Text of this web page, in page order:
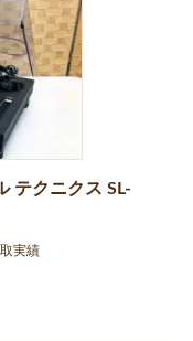
テクニクス SL-
実績